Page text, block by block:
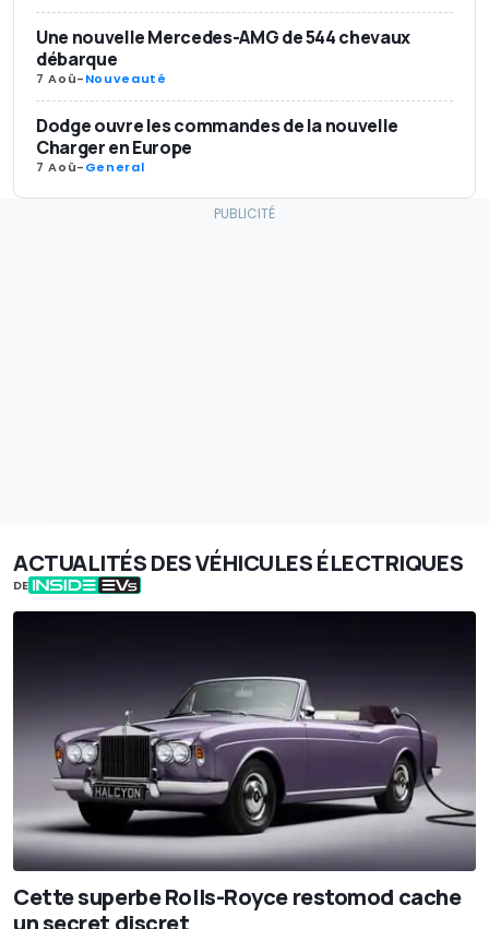
Une nouvelle Mercedes-AMG de 544 chevaux
débarque
7 Aoû-Nouveauté
Dodge ouvre les commandes de la nouvelle
Charger en Europe
7 Aoû-General
ACTUALITÉS DES VÉHICULES ÉLECTRIQUES
DE
Cette superbe Rolls-Royce restomod cache
un secret discret